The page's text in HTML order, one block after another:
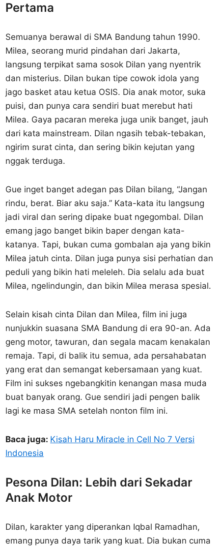
Pertama
Semuanya berawal di SMA Bandung tahun 1990.
Milea, seorang murid pindahan dari Jakarta,
langsung terpikat sama sosok Dilan yang nyentrik
dan misterius. Dilan bukan tipe cowok idola yang
jago basket atau ketua OSIS. Dia anak motor, suka
puisi, dan punya cara sendiri buat merebut hati
Milea. Gaya pacaran mereka juga unik banget, jauh
dari kata mainstream. Dilan ngasih tebak-tebakan,
ngirim surat cinta, dan sering bikin kejutan yang
nggak terduga.
Gue inget banget adegan pas Dilan bilang, “Jangan
rindu, berat. Biar aku saja.” Kata-kata itu langsung
jadi viral dan sering dipake buat ngegombal. Dilan
emang jago banget bikin baper dengan kata-
katanya. Tapi, bukan cuma gombalan aja yang bikin
Milea jatuh cinta. Dilan juga punya sisi perhatian dan
peduli yang bikin hati meleleh. Dia selalu ada buat
Milea, ngelindungin, dan bikin Milea merasa spesial.
Selain kisah cinta Dilan dan Milea, film ini juga
nunjukkin suasana SMA Bandung di era 90-an. Ada
geng motor, tawuran, dan segala macam kenakalan
remaja. Tapi, di balik itu semua, ada persahabatan
yang erat dan semangat kebersamaan yang kuat.
Film ini sukses ngebangkitin kenangan masa muda
buat banyak orang. Gue sendiri jadi pengen balik
lagi ke masa SMA setelah nonton film ini.
Baca juga: Kisah Haru Miracle in Cell No 7 Versi
Indonesia
Pesona Dilan: Lebih dari Sekadar
Anak Motor
Dilan, karakter yang diperankan Iqbal Ramadhan,
emang punya daya tarik yang kuat. Dia bukan cuma